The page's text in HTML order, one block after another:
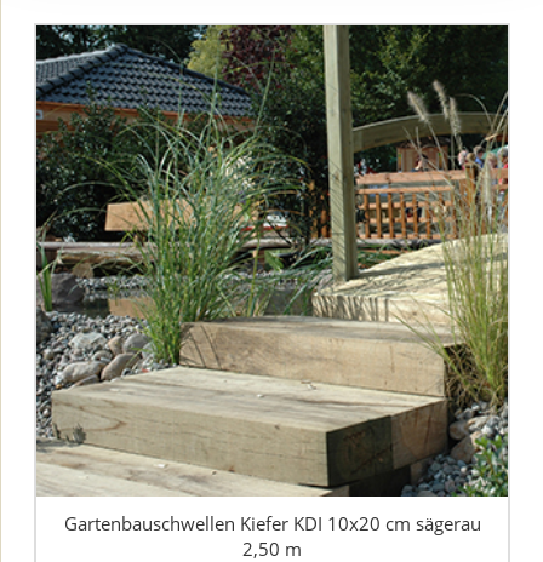
Gartenbauschwellen Kiefer KDI 10x20 cm sägerau
2,50 m